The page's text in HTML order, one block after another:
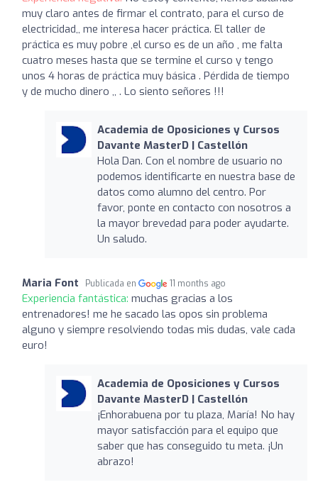
muy claro antes de firmar el contrato, para el curso de
electricidad,, me interesa hacer práctica. El taller de
práctica es muy pobre ,el curso es de un año , me falta
cuatro meses hasta que se termine el curso y tengo
unos 4 horas de práctica muy básica . Pérdida de tiempo
y de mucho dinero ,, . Lo siento señores !!!
Academia de Oposiciones y Cursos
Davante MasterD | Castellón
Hola Dan. Con el nombre de usuario no
podemos identificarte en nuestra base de
datos como alumno del centro. Por
favor, ponte en contacto con nosotros a
la mayor brevedad para poder ayudarte.
Un saludo.
Maria Font Publicada en 11 months ago
Experiencia fantástica: muchas gracias a los
entrenadores! me he sacado las opos sin problema
alguno y siempre resolviendo todas mis dudas, vale cada
euro!
Academia de Oposiciones y Cursos
Davante MasterD | Castellón
¡Enhorabuena por tu plaza, María! No hay
mayor satisfacción para el equipo que
saber que has conseguido tu meta. ¡Un
abrazo!